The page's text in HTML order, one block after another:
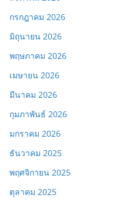
กรกฎาคม 2026
มิถุนายน 2026
พฤษภาคม 2026
เมษายน 2026
มีนาคม 2026
กุมภาพันธ์ 2026
มกราคม 2026
ธันวาคม 2025
พฤศจิกายน 2025
ตุลาคม 2025